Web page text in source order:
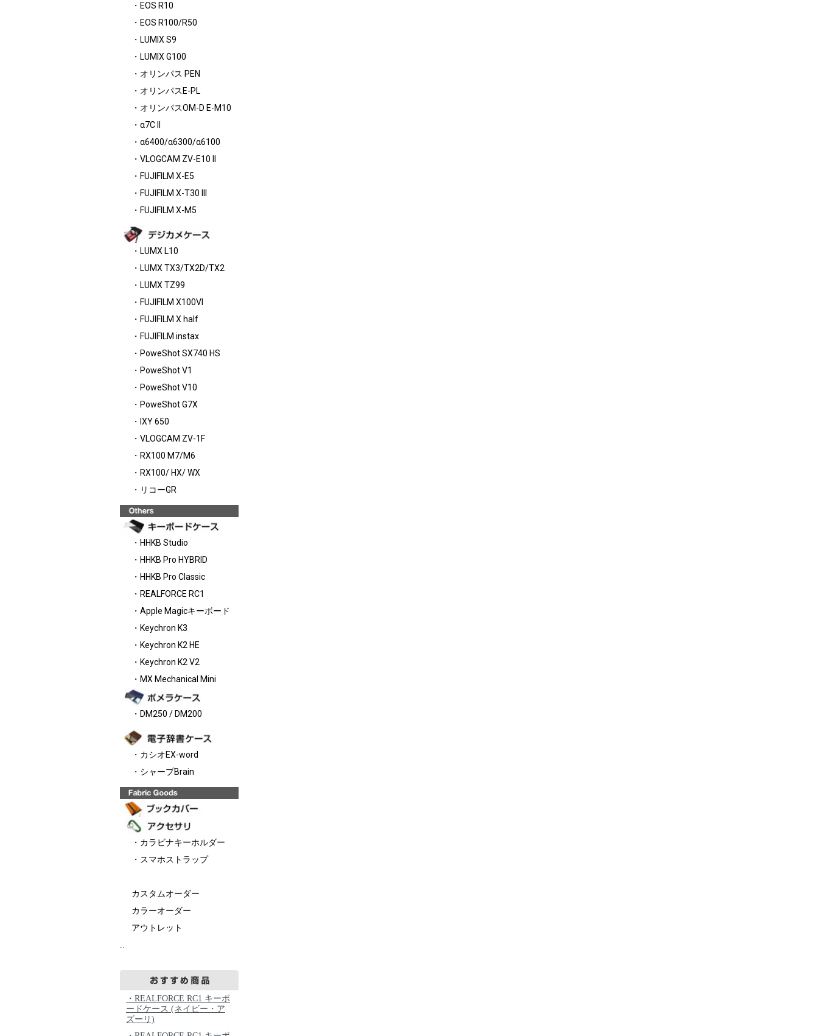
・EOS R10
・EOS R100/R50
・LUMIX S9
・LUMIX G100
・オリンパス PEN
・オリンパスE-PL
・オリンパスOM-D E-M10
・α7C II
・α6400/α6300/α6100
・VLOGCAM ZV-E10 II
・FUJIFILM X-E5
・FUJIFILM X-T30 III
・FUJIFILM X-M5
・LUMX L10
・LUMX TX3/TX2D/TX2
・LUMX TZ99
・FUJIFILM X100VI
・FUJIFILM X half
・FUJIFILM instax
・PoweShot SX740 HS
・PoweShot V1
・PoweShot V10
・PoweShot G7X
・IXY 650
・VLOGCAM ZV-1F
・RX100 M7/M6
・RX100/ HX/ WX
・リコーGR
・HHKB Studio
・HHKB Pro HYBRID
・HHKB Pro Classic
・REALFORCE RC1
・Apple Magicキーボード
・Keychron K3
・Keychron K2 HE
・Keychron K2 V2
・MX Mechanical Mini
・DM250 / DM200
・カシオEX-word
・シャープBrain
・カラビナキーホルダー
・スマホストラップ
カスタムオーダー
カラーオーダー
アウトレット
..
・REALFORCE RC1 キーボ
ードケース (ネイビー・ア
ズーリ)